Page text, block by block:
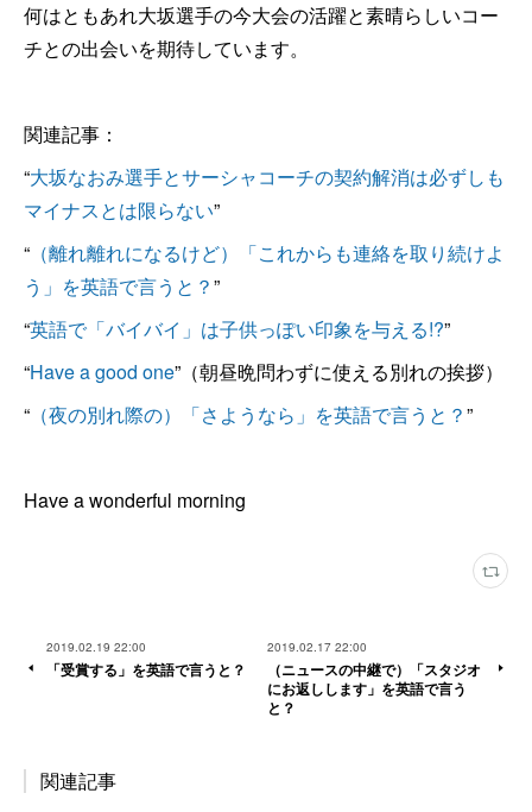
何はともあれ大坂選手の今大会の活躍と素晴らしいコー
チとの出会いを期待しています。
関連記事：
“大坂なおみ選手とサーシャコーチの契約解消は必ずしも
マイナスとは限らない”
“ （離れ離れになるけど）「これからも連絡を取り続けよ
う」を英語で言うと？”
“英語で「バイバイ」は子供っぽい印象を与える!?”
“Have a good one”（朝昼晩問わずに使える別れの挨拶）
“ （夜の別れ際の）「さようなら」を英語で言うと？”
Have a wonderful morning
2019.02.19 22:00
「受賞する」を英語で言うと？
2019.02.17 22:00
（ニュースの中継で）「スタジオ
にお返しします」を英語で言う
と？
関連記事